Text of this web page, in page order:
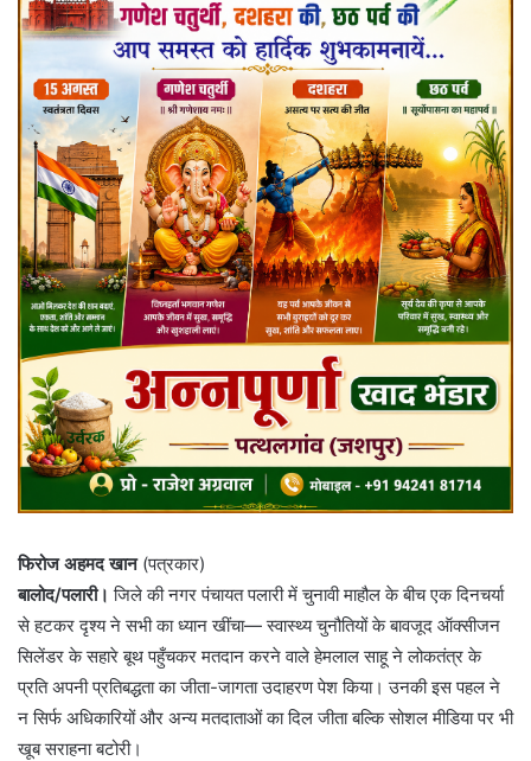
फिरोज अहमद खान(पत्रकार)
बालोद/पलारी। जिले की नगर पंचायत पलारी में चुनावी माहौल के बीच एक दिनचर्या
से हटकर दृश्य ने सभी का ध्यान खींचा— स्वास्थ्य चुनौतियों के बावजूद ऑक्सीजन
सिलेंडर के सहारे बूथ पहुँचकर मतदान करने वाले हेमलाल साहू ने लोकतंत्र के
प्रति अपनी प्रतिबद्धता का जीता-जागता उदाहरण पेश किया। उनकी इस पहल ने
न सिर्फ अधिकारियों और अन्य मतदाताओं का दिल जीता बल्कि सोशल मीडिया पर भी
खूब सराहना बटोरी।